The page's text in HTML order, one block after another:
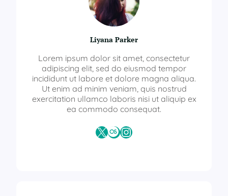
Liyana Parker
Lorem ipsum dolor sit amet, consectetur
adipiscing elit, sed do eiusmod tempor
incididunt ut labore et dolore magna aliqua.
Ut enim ad minim veniam, quis nostrud
exercitation ullamco laboris nisi ut aliquip ex
ea commodo consequat.
X Last.fmInstagram